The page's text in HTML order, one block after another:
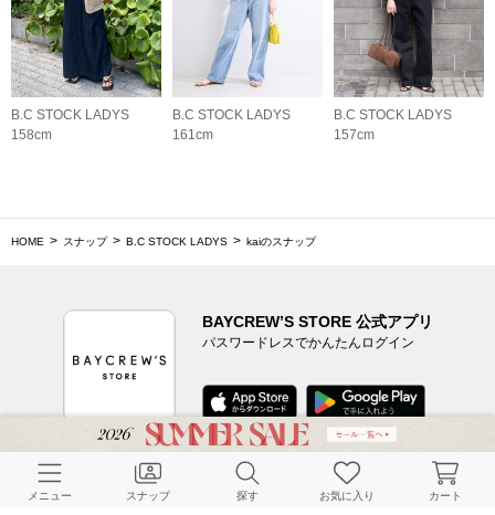
B.C STOCK LADYS
158cm
B.C STOCK LADYS
161cm
B.C STOCK LADYS
157cm
HOME スナップ B.C STOCK LADYS kaiのスナップ
BAYCREW’S STORE 公式アプリ
パスワードレスでかんたんログイン
CUSTOMER SERVICE
メニュー スナップ 探す お気に入り カート